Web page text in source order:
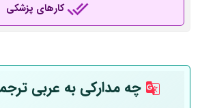
کارهای پزشکی
چه مدارکی به عربی